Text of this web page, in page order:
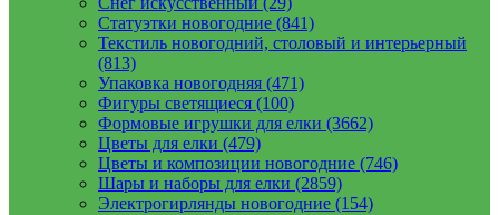
Статуэтки новогодние (841)
Текстиль новогодний, столовый и интерьерный
(813)
Упаковка новогодняя (471)
Фигуры светящиеся (100)
Формовые игрушки для елки (3662)
Цветы для елки (479)
Цветы и композиции новогодние (746)
Шары и наборы для елки (2859)
Электрогирлянды новогодние (154)